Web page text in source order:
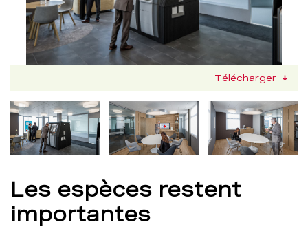
Télécharger
Nachfolgend
kann
die
obige
werden.
Les espèces restent
importantes